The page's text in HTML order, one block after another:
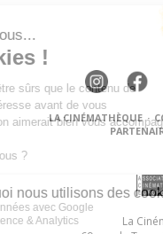
LA CINÉMATHÈQUE ·
La